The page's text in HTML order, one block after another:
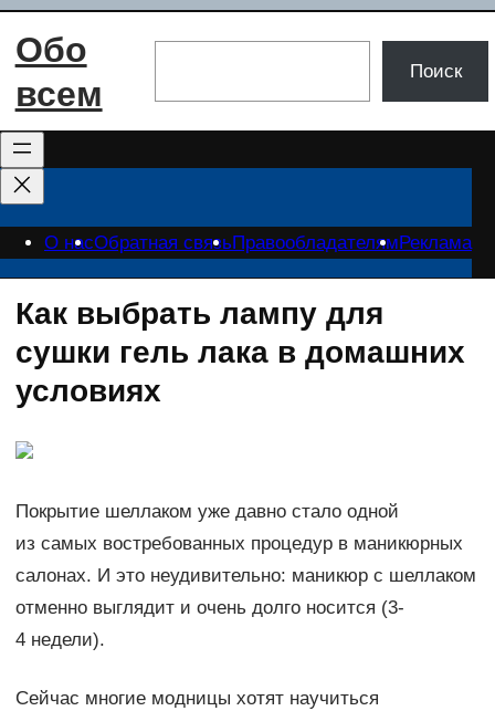
Перейти
Обо
всем
Поиск
О насОбратная связьПравообладателямРеклама
Как выбрать лампу для
сушки гель лака в домашних
условиях
Покрытие шеллаком уже давно стало одной
из самых востребованных процедур в маникюрных
салонах. И это неудивительно: маникюр с шеллаком
отменно выглядит и очень долго носится (3-
4 недели).
Сейчас многие модницы хотят научиться